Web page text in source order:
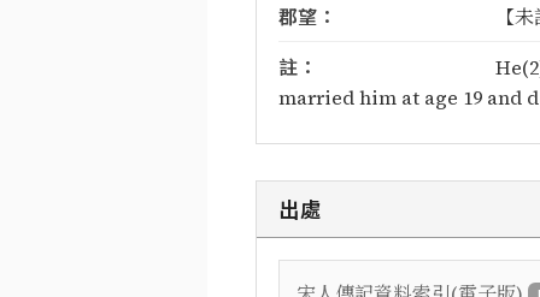
郡望： 【
註：
married him at age 19 and
出處